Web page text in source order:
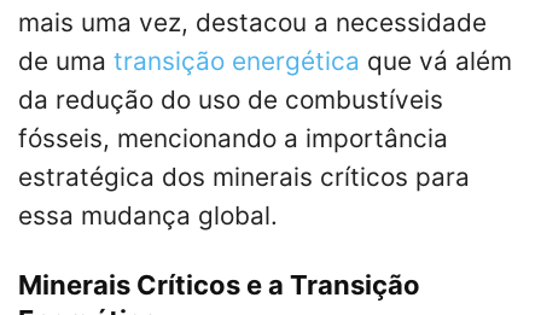
mais uma vez, destacou a necessidade
de uma transição energética que vá além
da redução do uso de combustíveis
fósseis, mencionando a importância
estratégica dos minerais críticos para
essa mudança global.
Minerais Críticos e a Transição